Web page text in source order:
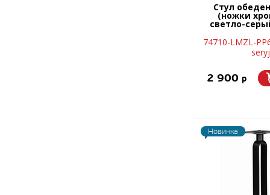
Стул
(ножки
светло-
74710-LMZL-
seryj
2 900 p
Новинка